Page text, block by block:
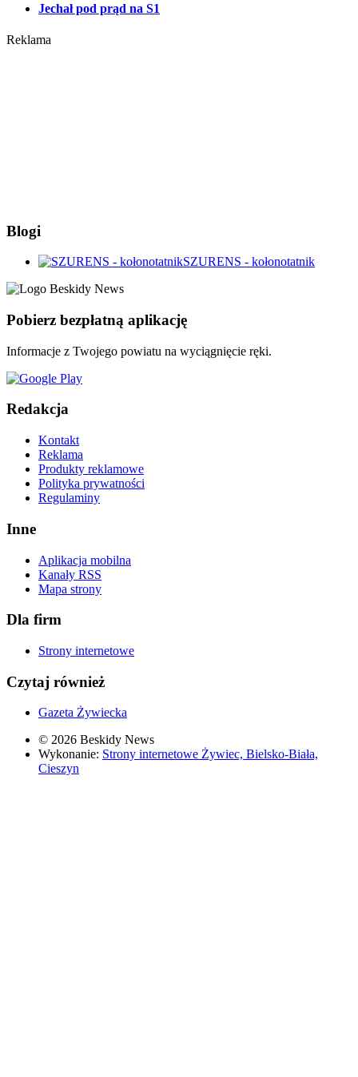
Jechał pod prąd na S1
Reklama
Blogi
SZURENS - kołonotatnik
Pobierz bezpłatną aplikację
Informacje z Twojego powiatu na wyciągnięcie ręki.
Redakcja
Kontakt
Reklama
Produkty reklamowe
Polityka prywatności
Regulaminy
Inne
Aplikacja mobilna
Kanały RSS
Mapa strony
Dla firm
Strony internetowe
Czytaj również
Gazeta Żywiecka
© 2026 Beskidy News
Wykonanie: Strony internetowe Żywiec, Bielsko-Biała,
Cieszyn